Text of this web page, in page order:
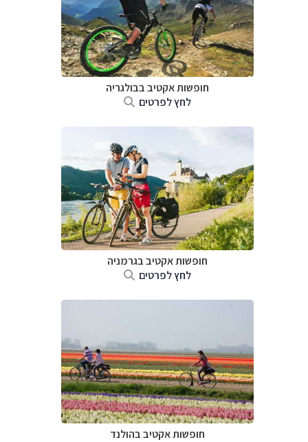
חופשות אקטיב בבולגריה
לחץ לפרטים
חופשות אקטיב בגרמניה
לחץ לפרטים
חופשות אקטיב בהולנד